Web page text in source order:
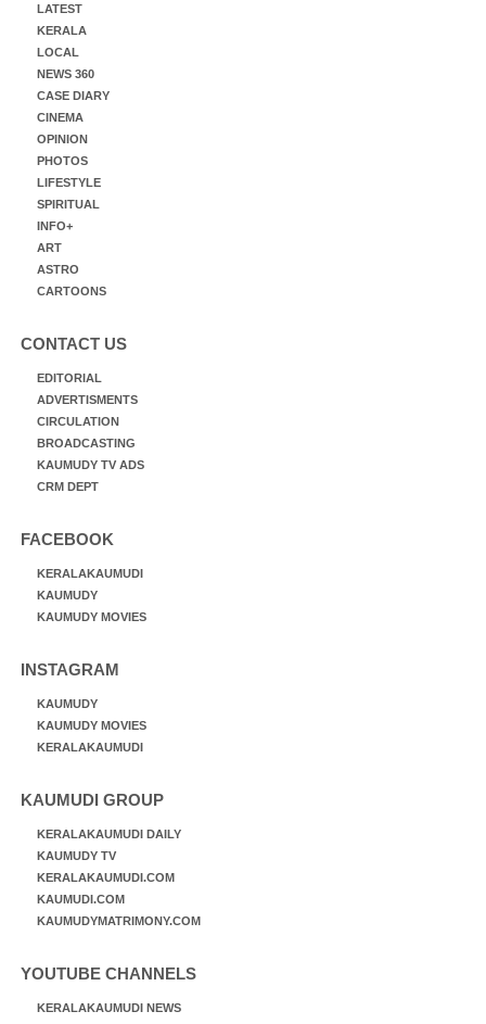
LATEST
KERALA
LOCAL
NEWS 360
CASE DIARY
CINEMA
OPINION
PHOTOS
LIFESTYLE
SPIRITUAL
INFO+
ART
ASTRO
CARTOONS
CONTACT US
EDITORIAL
ADVERTISMENTS
CIRCULATION
BROADCASTING
KAUMUDY TV ADS
CRM DEPT
FACEBOOK
KERALAKAUMUDI
KAUMUDY
KAUMUDY MOVIES
INSTAGRAM
KAUMUDY
KAUMUDY MOVIES
KERALAKAUMUDI
KAUMUDI GROUP
KERALAKAUMUDI DAILY
KAUMUDY TV
KERALAKAUMUDI.COM
KAUMUDI.COM
KAUMUDYMATRIMONY.COM
YOUTUBE CHANNELS
KERALAKAUMUDI NEWS